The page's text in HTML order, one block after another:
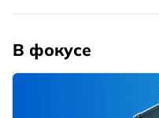
В фокусе